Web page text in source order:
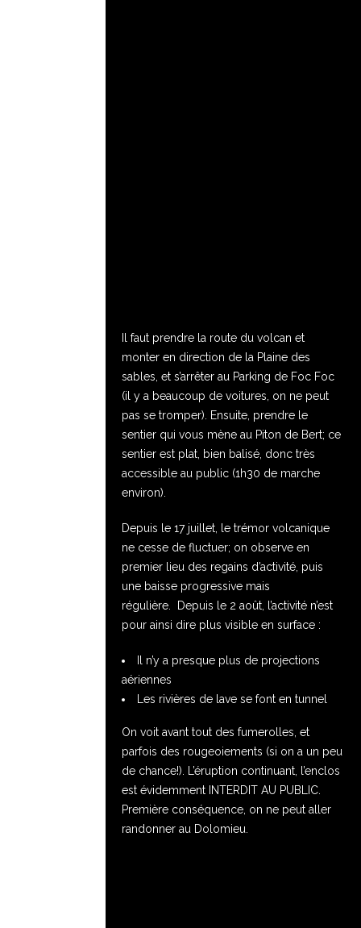
Il faut prendre la route du volcan et
monter en direction de la Plaine des
sables, et s’arrêter au Parking de Foc Foc
(il y a beaucoup de voitures, on ne peut
pas se tromper). Ensuite, prendre le
sentier qui vous mène au Piton de Bert; ce
sentier est plat, bien balisé, donc très
accessible au public (1h30 de marche
environ).
Depuis le 17 juillet, le trémor volcanique
ne cesse de fluctuer; on observe en
premier lieu des regains d’activité, puis
une baisse progressive mais
régulière.
Depuis le 2 août, l’activité n’est
pour ainsi dire plus visible en surface :
Il n’y a presque plus de projections
aériennes
Les rivières de lave se font en tunnel
On voit avant tout des fumerolles, et
parfois des rougeoiements (si on a un peu
de chance!).
L’éruption continuant, l’enclos
est évidemment INTERDIT AU PUBLIC.
Première conséquence, on ne peut aller
randonner au Dolomieu.